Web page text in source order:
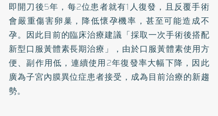
即開刀後5年，每2位患者就有1人復發，且反覆手術
會嚴重傷害卵巢，降低懷孕機率，甚至可能造成不
孕。因此目前的臨床治療建議「採取一次手術後搭配
新型口服黃體素長期治療」，由於口服黃體素使用方
便、副作用低，連續使用2年復發率大幅下降，因此
廣為子宮內膜異位症患者接受，成為目前治療的新趨
勢。